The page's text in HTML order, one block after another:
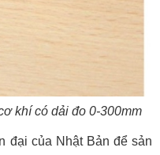
khí có dải đo 0-300mm
đại của Nhật Bản để sản